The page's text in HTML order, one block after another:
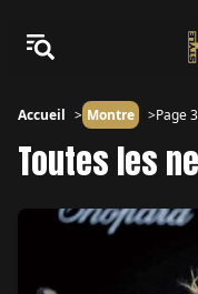
Accueil Montre Page 3
Toutes les